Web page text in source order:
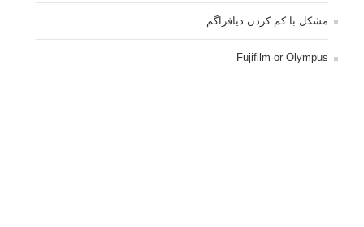
مشکل با کم کردن دیافراگم
Fujifilm or Olympus